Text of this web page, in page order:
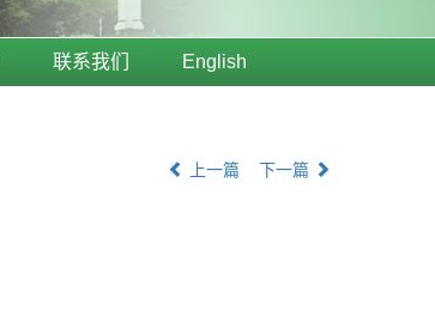
联系我们 English
上一篇 下一篇